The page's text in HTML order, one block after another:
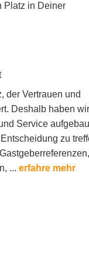
Platz in Deiner
der Vertrauen und
Deshalb haben wir
Service
zu
... erfahre mehr